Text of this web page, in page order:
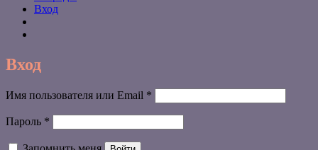
Вход
Вход
Имя пользователя или Email *
Пароль *